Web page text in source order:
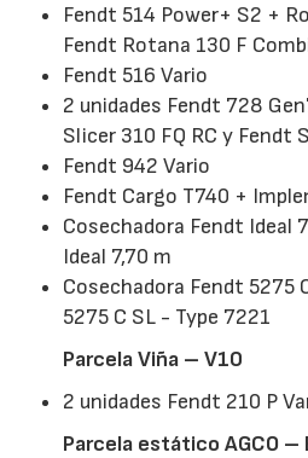
Fendt 514 Power+ S2 +
Fendt Rotana 130 F
Fendt 516 Vario
2 unidades Fendt 728
Slicer 310 FQ RC y Fendt
Fendt 942 Vario
Fendt Cargo T740 +
Cosechadora Fendt Ideal
Ideal 7,70 m
Cosechadora Fendt 5275
5275 C SL - Type 7221
Parcela Viña – V10
2 unidades Fendt 210 P
Parcela estático AGCO –